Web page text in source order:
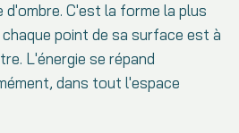
C'est la forme la plus
point de sa surface est à
L'énergie se répand
dans tout l'espace